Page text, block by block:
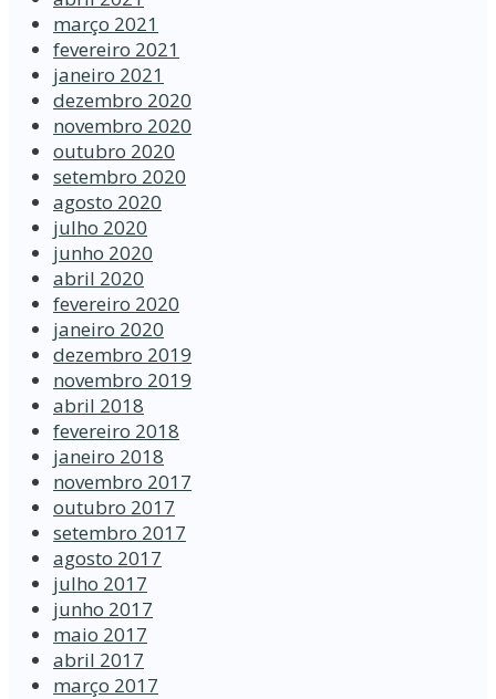
março 2021
fevereiro 2021
janeiro 2021
dezembro 2020
novembro 2020
outubro 2020
setembro 2020
agosto 2020
julho 2020
junho 2020
abril 2020
fevereiro 2020
janeiro 2020
dezembro 2019
novembro 2019
abril 2018
fevereiro 2018
janeiro 2018
novembro 2017
outubro 2017
setembro 2017
agosto 2017
julho 2017
junho 2017
maio 2017
abril 2017
março 2017